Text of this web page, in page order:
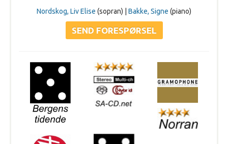
Nordskog, Liv Elise (sopran) | Bakke, Signe (piano)